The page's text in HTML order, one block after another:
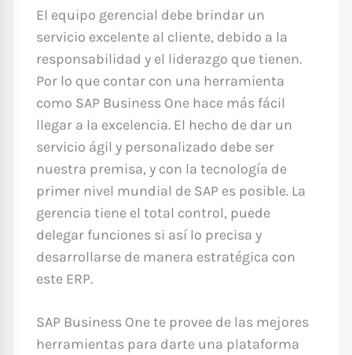
El equipo gerencial debe brindar un
servicio excelente al cliente, debido a la
responsabilidad y el liderazgo que tienen.
Por lo que contar con una herramienta
como SAP Business One hace más fácil
llegar a la excelencia. El hecho de dar un
servicio ágil y personalizado debe ser
nuestra premisa, y con la tecnología de
primer nivel mundial de SAP es posible. La
gerencia tiene el total control, puede
delegar funciones si así lo precisa y
desarrollarse de manera estratégica con
este ERP.
SAP Business One te provee de las mejores
herramientas para darte una plataforma